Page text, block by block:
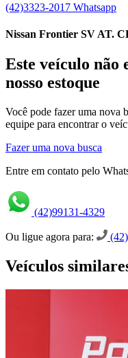
(42)3323-2017 Whatsapp
Nissan Frontier SV AT.
Este veículo não
nosso estoque
Você pode fazer uma nova
equipe para encontrar o
Fazer uma nova busca
Entre em contato pelo
(42)99131-4329
Ou ligue agora para:
Veículos